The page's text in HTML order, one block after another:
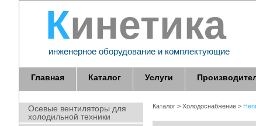
Кинетика
инженерное оборудование и комплектующие
Главная Каталог Услуги
Осевые вентиляторы для
холодильной техники
Каталог > Холодоснабжение >